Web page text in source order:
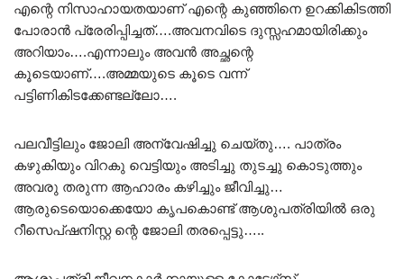
എന്റെ നിസാഹായതയാണ് എന്റെ കുഞ്ഞിനെ ഉറക്കികിടത്തി
പോരാൻ പ്രേരിപ്പിച്ചത്….അവനവിടെ ദുസ്സഹമായിരിക്കും
അറിയാം….എന്നാലും അവൻ അച്ഛന്റെ
കൂടെയാണ്….അമ്മയുടെ കൂടെ വന്ന്
പട്ടിണികിടക്കേണ്ടല്ലോ….
പലവീട്ടിലും ജോലി അന്വേഷിച്ചു ചെയ്തു…. പാത്രം
കഴുകിയും വിറകു വെട്ടിയും അടിച്ചു തുടച്ചു കൊടുത്തും
അവരു തരുന്ന ആഹാരം കഴിച്ചും ജീവിച്ചു…
ആരുടെയൊക്കെയോ കൃപകൊണ്ട് ആശുപത്രിയിൽ ഒരു
റീസെപ്ഷനിസ്റ്റ ന്റെ ജോലി തരപ്പെട്ടു…..